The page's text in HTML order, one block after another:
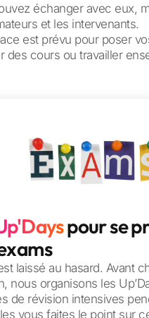
échanger avec eux,
et les intervenants.
est prévu pour poser
des cours ou travailler
pour se
laissé au hasard. Avant
nous organisons les
de révision intensives
vous faites le point sur